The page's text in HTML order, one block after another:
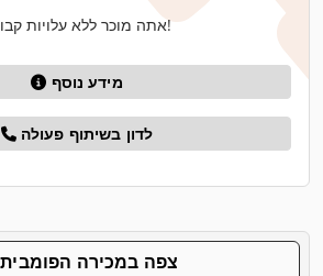
אתה מוכר ללא עלויות קבועות וללא סיכונים!
מידע נוסף
לדון בשיתוף פעולה
צפה במכירה הפומבית